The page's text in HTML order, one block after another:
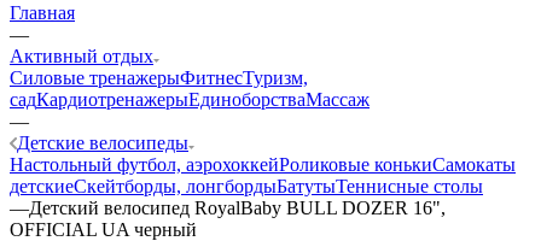
Главная
—
Активный отдых
Силовые тренажерыФитнесТуризм,
садКардиотренажерыЕдиноборстваМассаж
—
Детские велосипеды
Настольный футбол, аэрохоккейРоликовые конькиСамокаты
детскиеСкейтборды, лонгбордыБатутыТеннисные столы
—Детский велосипед RoyalBaby BULL DOZER 16",
OFFICIAL UA черный